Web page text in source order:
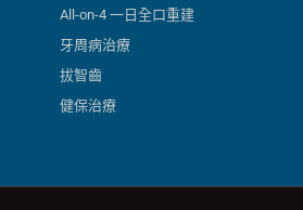
All-on-4 一日全口重建
牙周病治療
拔智齒
健保治療